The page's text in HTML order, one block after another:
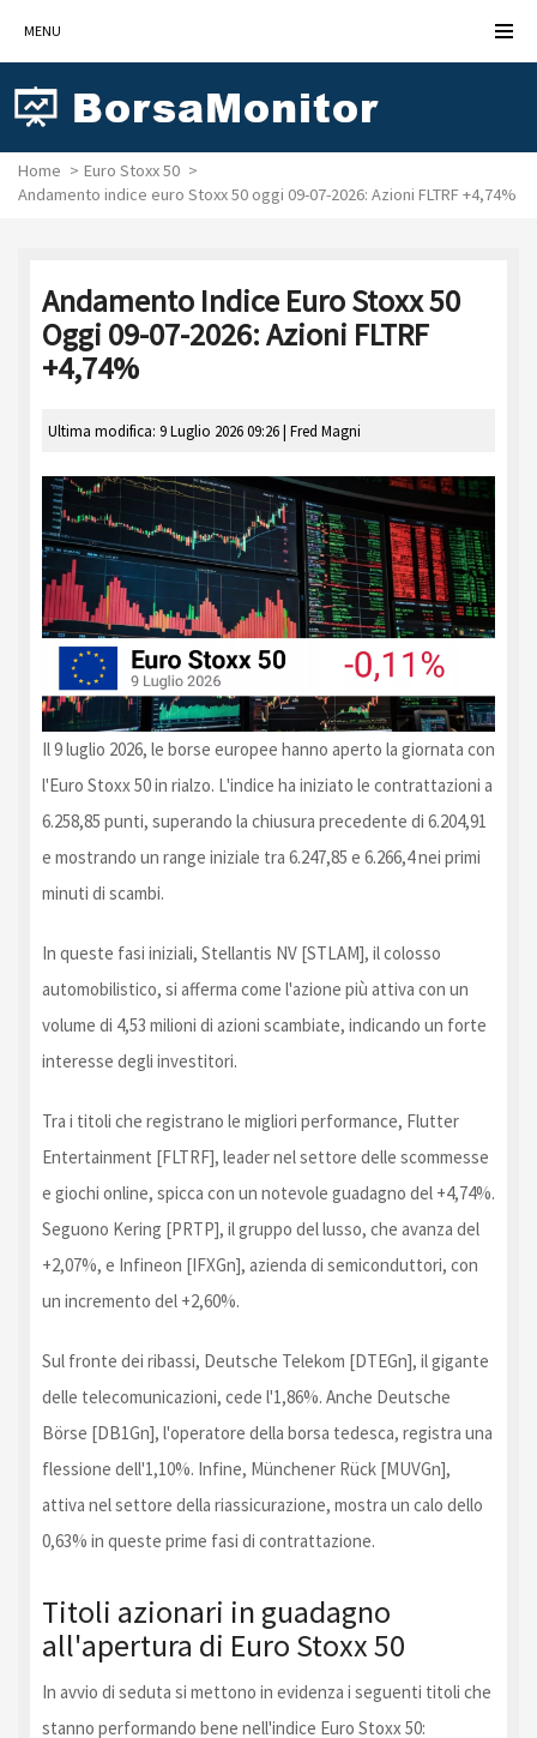
MENU
Home
Euro Stoxx 50
Andamento indice euro Stoxx 50 oggi 09-07-2026: Azioni FLTRF +4,74%
Andamento Indice Euro Stoxx 50
Oggi 09-07-2026: Azioni FLTRF
+4,74%
Ultima modifica: 9 Luglio 2026 09:26 | Fred Magni
Il 9 luglio 2026, le borse europee hanno aperto la giornata con
l'Euro Stoxx 50 in rialzo. L'indice ha iniziato le contrattazioni a
6.258,85 punti, superando la chiusura precedente di 6.204,91
e mostrando un range iniziale tra 6.247,85 e 6.266,4 nei primi
minuti di scambi.
In queste fasi iniziali, Stellantis NV [STLAM], il colosso
automobilistico, si afferma come l'azione più attiva con un
volume di 4,53 milioni di azioni scambiate, indicando un forte
interesse degli investitori.
Tra i titoli che registrano le migliori performance, Flutter
Entertainment [FLTRF], leader nel settore delle scommesse
e giochi online, spicca con un notevole guadagno del +4,74%.
Seguono Kering [PRTP], il gruppo del lusso, che avanza del
+2,07%, e Infineon [IFXGn], azienda di semiconduttori, con
un incremento del +2,60%.
Sul fronte dei ribassi, Deutsche Telekom [DTEGn], il gigante
delle telecomunicazioni, cede l'1,86%. Anche Deutsche
Börse [DB1Gn], l'operatore della borsa tedesca, registra una
flessione dell'1,10%. Infine, Münchener Rück [MUVGn],
attiva nel settore della riassicurazione, mostra un calo dello
0,63% in queste prime fasi di contrattazione.
Titoli azionari in guadagno
all'apertura di Euro Stoxx 50
In avvio di seduta si mettono in evidenza i seguenti titoli che
stanno performando bene nell'indice Euro Stoxx 50: